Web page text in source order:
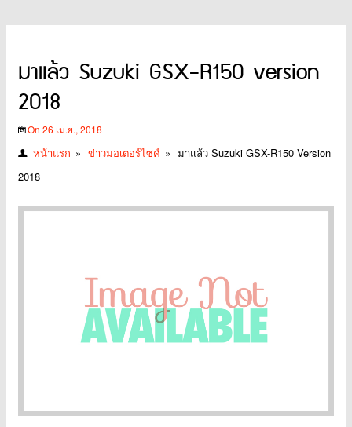
มาแล้ว Suzuki GSX-R150 version
2018
On 26 เม.ย., 2018
หน้าแรก » ข่าวมอเตอร์ไซค์ » มาแล้ว Suzuki GSX-R150 Version
2018